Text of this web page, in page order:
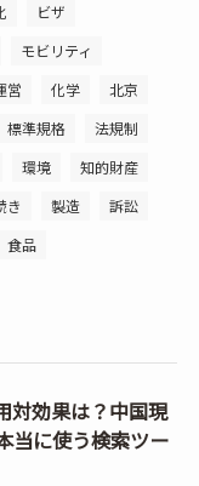
ビザ
モビリティ
営 化学
北京
標準規格
法規制
環境
知的財産
き 製造
訴訟
食品
対効果は？中国現
当に使う検索ツー